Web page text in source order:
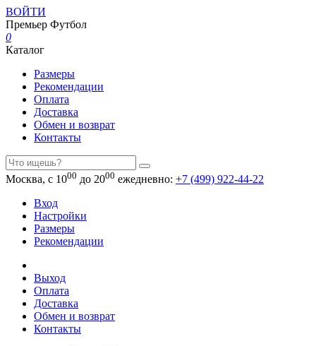
ВОЙТИ
Премьер Футбол
0
Каталог
Размеры
Рекомендации
Оплата
Доставка
Обмен и возврат
Контакты
Москва, с 1000 до 2000 ежедневно: +7 (499) 922-44-22
Вход
Настройки
Размеры
Рекомендации
Выход
Оплата
Доставка
Обмен и возврат
Контакты